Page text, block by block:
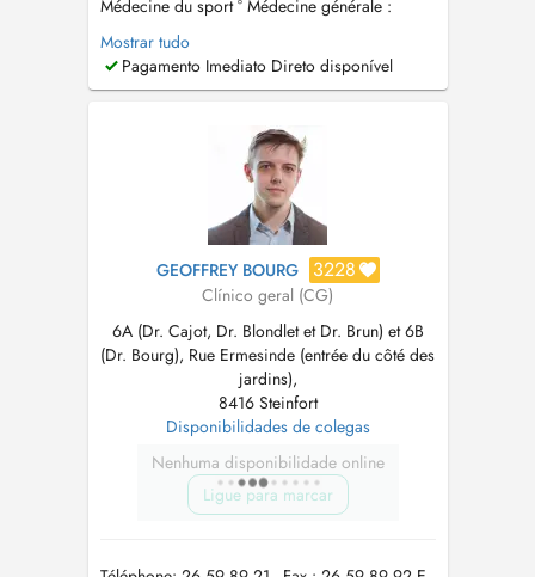
Médecine du sport ° Médecine générale :
Consultations de suivi, médecine préventive et
prise en charge des pathologies aiguës ou
chroniques. ° Traumatologie du sport °
Infiltrations articulaires (acide hyal...
Mostrar tudo
Pagamento Imediato Direto disponível
GEOFFREY BOURG 3228
Clínico geral (CG)
6A (Dr. Cajot, Dr. Blondlet et Dr. Brun) et 6B
(Dr. Bourg), Rue Ermesinde (entrée du côté des
jardins),
8416 Steinfort
Disponibilidades de colegas
Nenhuma disponibilidade online
Ligue para marcar